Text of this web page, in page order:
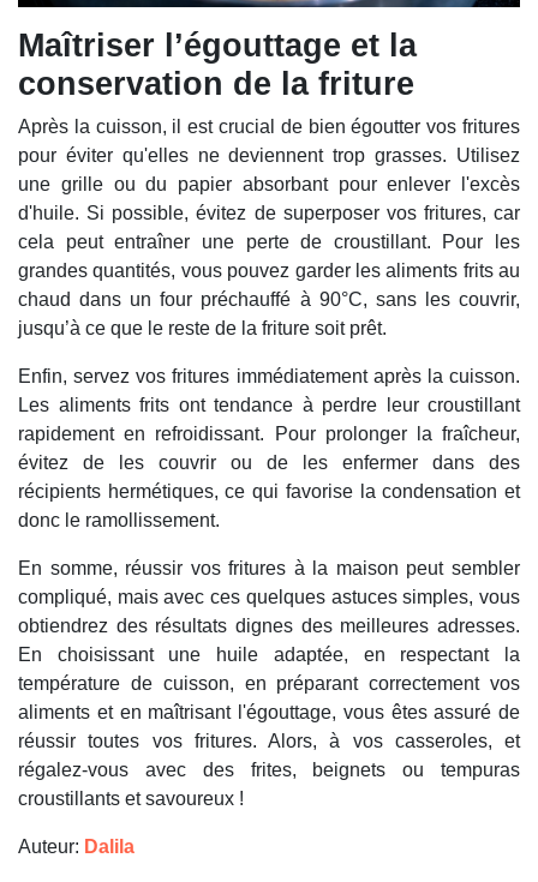
Maîtriser l’égouttage et la
conservation de la friture
Après la cuisson, il est crucial de bien égoutter vos fritures
pour éviter qu'elles ne deviennent trop grasses. Utilisez
une grille ou du papier absorbant pour enlever l'excès
d'huile. Si possible, évitez de superposer vos fritures, car
cela peut entraîner une perte de croustillant. Pour les
grandes quantités, vous pouvez garder les aliments frits au
chaud dans un four préchauffé à 90°C, sans les couvrir,
jusqu’à ce que le reste de la friture soit prêt.
Enfin, servez vos fritures immédiatement après la cuisson.
Les aliments frits ont tendance à perdre leur croustillant
rapidement en refroidissant. Pour prolonger la fraîcheur,
évitez de les couvrir ou de les enfermer dans des
récipients hermétiques, ce qui favorise la condensation et
donc le ramollissement.
En somme, réussir vos fritures à la maison peut sembler
compliqué, mais avec ces quelques astuces simples, vous
obtiendrez des résultats dignes des meilleures adresses.
En choisissant une huile adaptée, en respectant la
température de cuisson, en préparant correctement vos
aliments et en maîtrisant l'égouttage, vous êtes assuré de
réussir toutes vos fritures. Alors, à vos casseroles, et
régalez-vous avec des frites, beignets ou tempuras
croustillants et savoureux !
Auteur: Dalila